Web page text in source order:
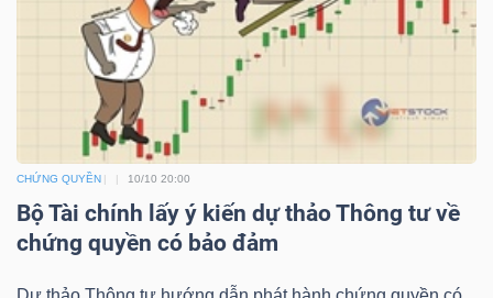
CHỨNG QUYỀN 10/10 20:00
Bộ Tài chính lấy ý kiến dự thảo Thông tư về
chứng quyền có bảo đảm
CÔNG
NGHIỆP
TIÊU
DÙNG
KHÔNG